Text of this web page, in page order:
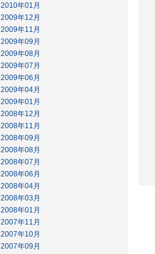
2010年01月
2009年12月
2009年11月
2009年09月
2009年08月
2009年07月
2009年06月
2009年04月
2009年01月
2008年12月
2008年11月
2008年09月
2008年08月
2008年07月
2008年06月
2008年04月
2008年03月
2008年01月
2007年11月
2007年10月
2007年09月